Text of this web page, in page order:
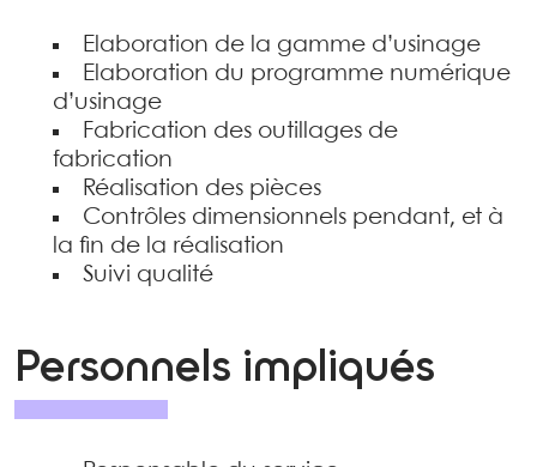
Elaboration de la gamme d’usinage
Elaboration du programme numérique
d’usinage
Fabrication des outillages de
fabrication
Réalisation des pièces
Contrôles dimensionnels pendant, et à
la fin de la réalisation
Suivi qualité
Personnels impliqués